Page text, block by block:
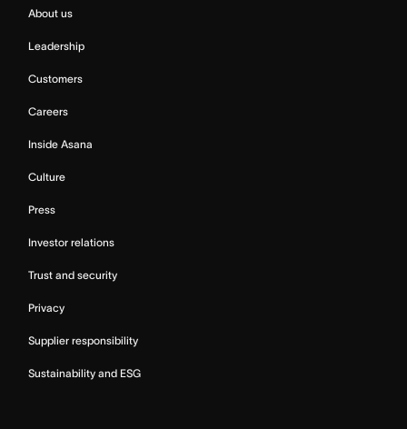
About us
Leadership
Customers
Careers
Inside Asana
Culture
Press
Investor relations
Trust and security
Privacy
Supplier responsibility
Sustainability and ESG